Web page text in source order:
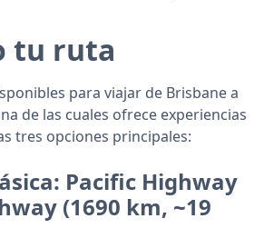
tu ruta
para viajar de Brisbane a
de las cuales ofrece experiencias
tres opciones principales:
Pacific Highway
(1690 km, ~19